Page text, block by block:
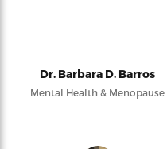
Dr. Barbara D. Barros
Mental Health & Menopause